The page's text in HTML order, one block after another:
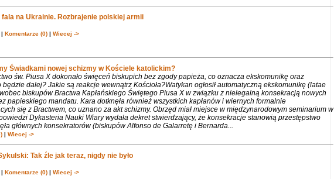
na Ukrainie. Rozbrajenie polskiej armii
Komentarze (0)| Wiecej ->
Świadkami nowej schizmy w Kościele katolickim?
św. Piusa X dokonało święceń biskupich bez zgody papieża, co oznacza ekskomunikę oraz
będzie dalej? Jakie są reakcje wewnątrz Kościoła?Watykan ogłosił automatyczną ekskomunikę (latae
biskupów Bractwa Kapłańskiego Świętego Piusa X w związku z nielegalną konsekracją nowych
papieskiego mandatu. Kara dotknęła również wszystkich kapłanów i wiernych formalnie
się z Bractwem, co uznano za akt schizmy. Obrzęd miał miejsce w międzynarodowym seminarium w
Dykasteria Nauki Wiary wydała dekret stwierdzający, że konsekracje stanowią przestępstwo
głównych konsekratorów (biskupów Alfonso de Galarretę i Bernarda...
| Wiecej ->
Tak źle jak teraz, nigdy nie było
Komentarze (0)| Wiecej ->